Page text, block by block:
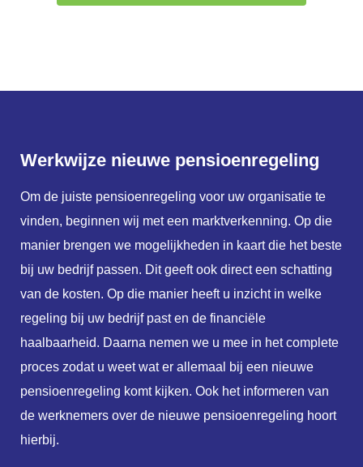
Werkwijze nieuwe pensioenregeling
Om de juiste pensioenregeling voor uw organisatie te
vinden, beginnen wij met een marktverkenning. Op die
manier brengen we mogelijkheden in kaart die het beste
bij uw bedrijf passen. Dit geeft ook direct een schatting
van de kosten. Op die manier heeft u inzicht in welke
regeling bij uw bedrijf past en de financiële
haalbaarheid. Daarna nemen we u mee in het complete
proces zodat u weet wat er allemaal bij een nieuwe
pensioenregeling komt kijken. Ook het informeren van
de werknemers over de nieuwe pensioenregeling hoort
hierbij.